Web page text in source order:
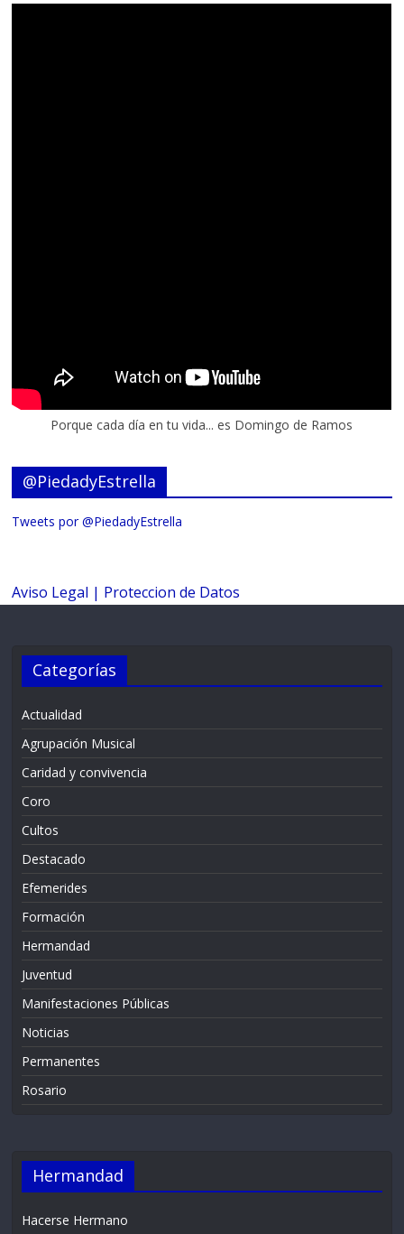
Porque cada día en tu vida... es Domingo de Ramos
@PiedadyEstrella
Tweets por @PiedadyEstrella
Aviso Legal | Proteccion de Datos
Categorías
Actualidad
Agrupación Musical
Caridad y convivencia
Coro
Cultos
Destacado
Efemerides
Formación
Hermandad
Juventud
Manifestaciones Públicas
Noticias
Permanentes
Rosario
Hermandad
Hacerse Hermano